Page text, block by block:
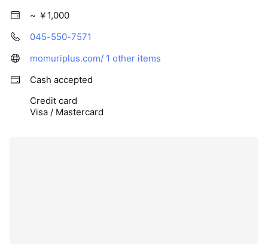
~ ￥1,000
045-550-7571
momuriplus.com/ 1 other items
Cash accepted
Credit card
Visa / Mastercard